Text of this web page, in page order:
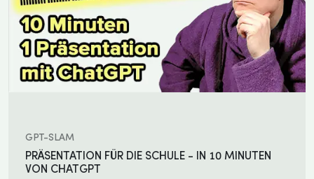
PRÄSENTATION FÜR DIE SCHULE - IN 10 MINUTEN
VON CHATGPT
GPT-SLAM